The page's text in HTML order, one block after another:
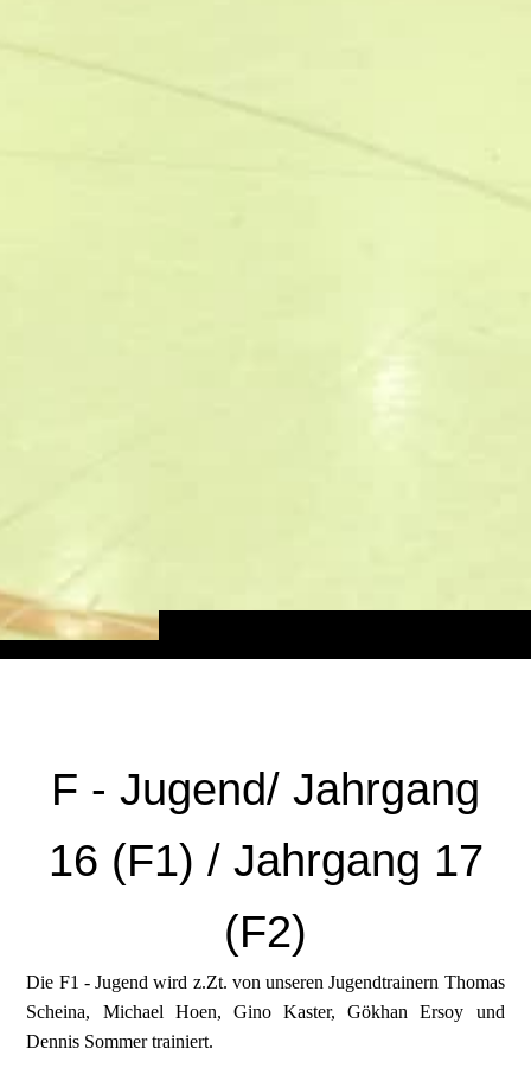
F - Jugend/ Jahrgang
16 (F1) / Jahrgang 17
(F2)
Die F1 - Jugend wird z.Zt. von unseren Jugendtrainern Thomas
Scheina, Michael Hoen, Gino Kaster, Gökhan Ersoy und
Dennis Sommer trainiert.